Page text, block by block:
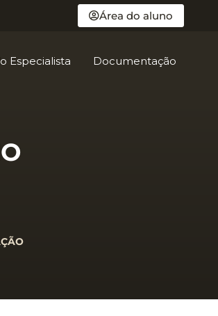
Área do aluno
Especialista Documentação